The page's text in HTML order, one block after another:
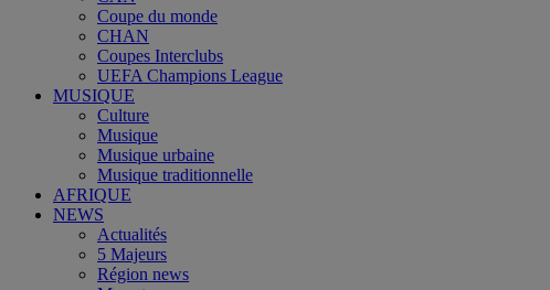
Coupe du monde
CHAN
Coupes Interclubs
UEFA Champions League
MUSIQUE
Culture
Musique
Musique urbaine
Musique traditionnelle
AFRIQUE
NEWS
Actualités
5 Majeurs
Région news